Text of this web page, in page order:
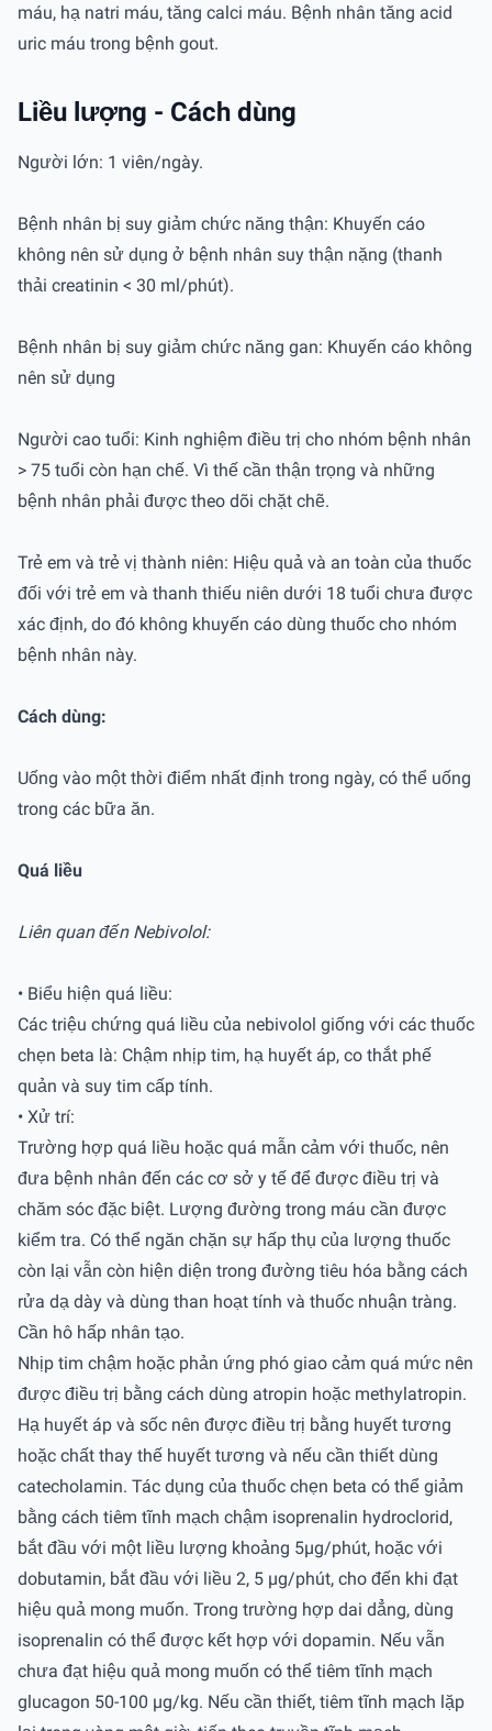
máu, hạ natri máu, tăng calci máu. Bệnh nhân tăng acid
uric máu trong bệnh gout.
Liều lượng - Cách dùng
Người lớn: 1 viên/ngày.
Bệnh nhân bị suy giảm chức năng thận: Khuyến cáo
không nên sử dụng ở bệnh nhân suy thận nặng (thanh
thải creatinin < 30 ml/phút).
Bệnh nhân bị suy giảm chức năng gan: Khuyến cáo không
nên sử dụng
Người cao tuổi: Kinh nghiệm điều trị cho nhóm bệnh nhân
> 75 tuổi còn hạn chế. Vì thế cần thận trọng và những
bệnh nhân phải được theo dõi chặt chẽ.
Trẻ em và trẻ vị thành niên: Hiệu quả và an toàn của thuốc
đối với trẻ em và thanh thiếu niên dưới 18 tuổi chưa được
xác định, do đó không khuyến cáo dùng thuốc cho nhóm
bệnh nhân này.
Cách dùng:
Uống vào một thời điểm nhất định trong ngày, có thể uống
trong các bữa ăn.
Quá liều
Liên quan đến Nebivolol:
• Biểu hiện quá liều:
Các triệu chứng quá liều của nebivolol giống với các thuốc
chẹn beta là: Chậm nhịp tim, hạ huyết áp, co thắt phế
quản và suy tim cấp tính.
• Xử trí:
Trường hợp quá liều hoặc quá mẫn cảm với thuốc, nên
đưa bệnh nhân đến các cơ sở y tế để được điều trị và
chăm sóc đặc biệt. Lượng đường trong máu cần được
kiểm tra. Có thể ngăn chặn sự hấp thụ của lượng thuốc
còn lại vẫn còn hiện diện trong đường tiêu hóa bằng cách
rửa dạ dày và dùng than hoạt tính và thuốc nhuận tràng.
Cần hô hấp nhân tạo.
Nhịp tim chậm hoặc phản ứng phó giao cảm quá mức nên
được điều trị bằng cách dùng atropin hoặc methylatropin.
Hạ huyết áp và sốc nên được điều trị bằng huyết tương
hoặc chất thay thế huyết tương và nếu cần thiết dùng
catecholamin. Tác dụng của thuốc chẹn beta có thể giảm
bằng cách tiêm tĩnh mạch chậm isoprenalin hydroclorid,
bắt đầu với một liều lượng khoảng 5µg/phút, hoặc với
dobutamin, bắt đầu với liều 2, 5 µg/phút, cho đến khi đạt
hiệu quả mong muốn. Trong trường hợp dai dẳng, dùng
isoprenalin có thể được kết hợp với dopamin. Nếu vẫn
chưa đạt hiệu quả mong muốn có thể tiêm tĩnh mạch
glucagon 50-100 µg/kg. Nếu cần thiết, tiêm tĩnh mạch lặp